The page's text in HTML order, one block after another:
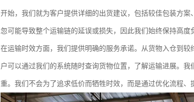
开始，我们就为客户提供详细的出货建议，包括较佳包装方
忽可能导致整个运输链的延误或损失，因此我们始终保持高度
在运输时效方面，我们提供明确的服务承诺。从货物入仓到
户可以通过我们的系统随时查询货物位置，了解运输进展。
重。我们不会为了追求低价而牺牲时效，而是通过优化流程、